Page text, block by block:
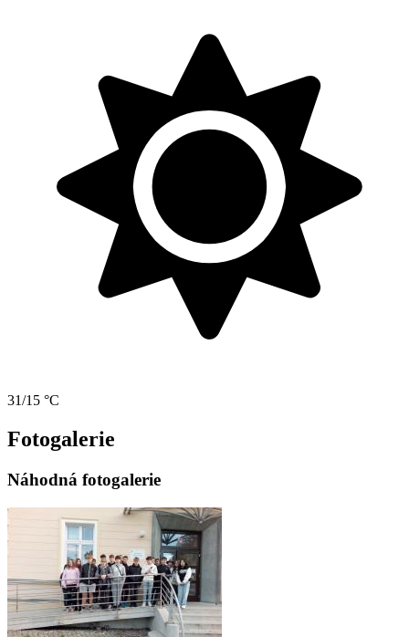
31/15 °C
Fotogalerie
Náhodná fotogalerie